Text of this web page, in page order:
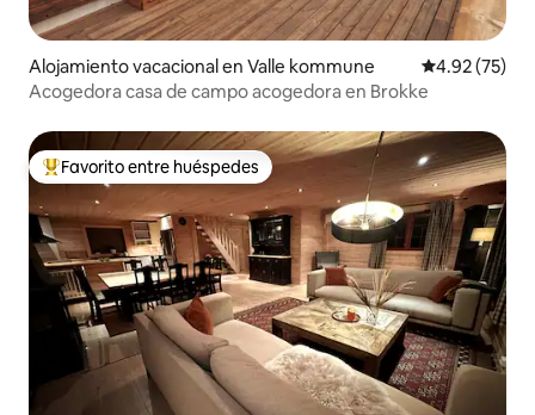
Alojamiento vacacional en Valle kommune Calificación
4.92 (75)
Acogedora casa de campo acogedora en Brokke
Favorito entre huéspedes preferido
Favorito entre huéspedes